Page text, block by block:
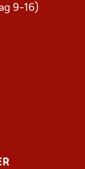
9-16)